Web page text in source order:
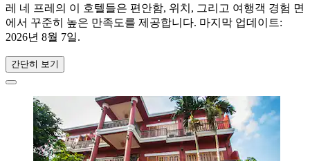
레 네 프레의 이 호텔들은 편안함, 위치, 그리고 여행객 경험 면
에서 꾸준히 높은 만족도를 제공합니다. 마지막 업데이트:
2026년 8월 7일.
간단히 보기